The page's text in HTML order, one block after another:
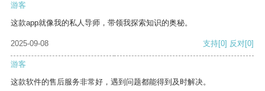
游客
这款app就像我的私人导师，带领我探索知识的奥秘。
2025-09-08 支持[0] 反对[0]
游客
这款软件的售后服务非常好，遇到问题都能得到及时解决。